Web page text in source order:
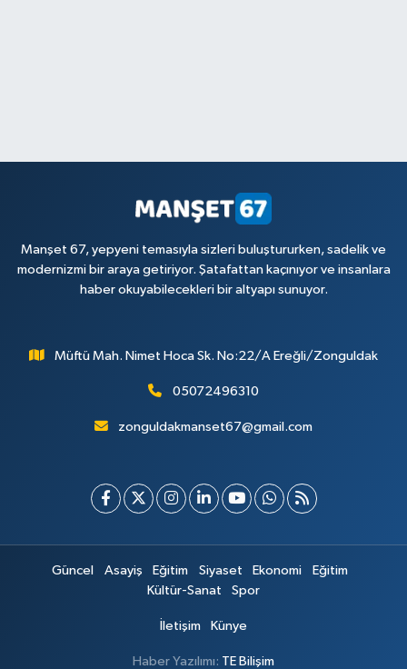
Manşet 67, yepyeni temasıyla sizleri buluştururken, sadelik ve
modernizmi bir araya getiriyor. Şatafattan kaçınıyor ve insanlara
haber okuyabilecekleri bir altyapı sunuyor.
Müftü Mah. Nimet Hoca Sk. No:22/A Ereğli/Zonguldak
05072496310
zonguldakmanset67@gmail.com
Güncel Asayiş Eğitim Siyaset Ekonomi
Eğitim
Kültür-Sanat
Spor
İletişim Künye
Haber Yazılımı: TE Bilişim